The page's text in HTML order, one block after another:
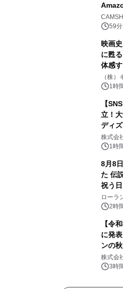
59
映画
に甦
体感
界。
スペ
（株
1時
【
立！
ディ
株式
株式会
1時
8月8
た 伝
祝う
を展
催 英
アー
メー
ローラ
2時
【令
に発
ンの
秋田
るパ
株式会
3時